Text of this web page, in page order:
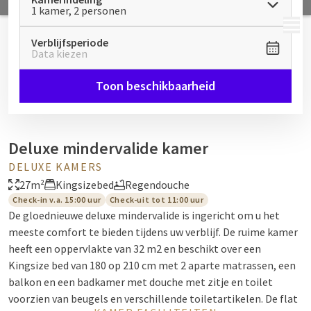
MENU
1 kamer, 2 personen
Verblijfsperiode
Data kiezen
Toon beschikbaarheid
Deluxe mindervalide kamer
DELUXE KAMERS
27m²
Kingsizebed Regendouche
Check-in v.a. 15:00 uur Check-uit tot 11:00 uur
De gloednieuwe deluxe mindervalide is ingericht om u het
meeste comfort te bieden tijdens uw verblijf. De ruime kamer
heeft een oppervlakte van 32 m2 en beschikt over een
Kingsize bed van 180 op 210 cm met 2 aparte matrassen, een
balkon en een badkamer met douche met zitje en toilet
voorzien van beugels en verschillende toiletartikelen. De flat